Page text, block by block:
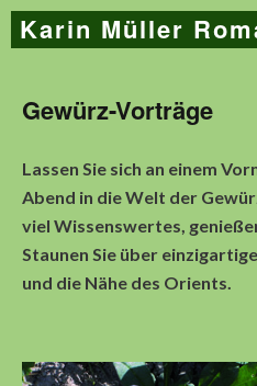
Karin Müller
Gewürz-Vorträge
Lassen Sie sich an einem
Abend in die Welt der
viel Wissenswertes,
Staunen Sie über
und die Nähe des Orients.